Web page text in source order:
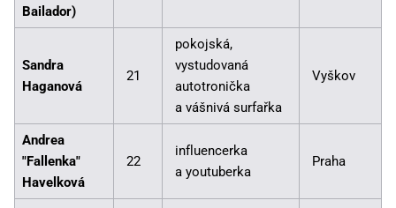
Bailador)
Sandra
Haganová
21
pokojská,
vystudovaná
autotronička
a vášnivá surfařka
Vyškov
Andrea
"Fallenka"
Havelková
22
influencerka
a youtuberka
Praha